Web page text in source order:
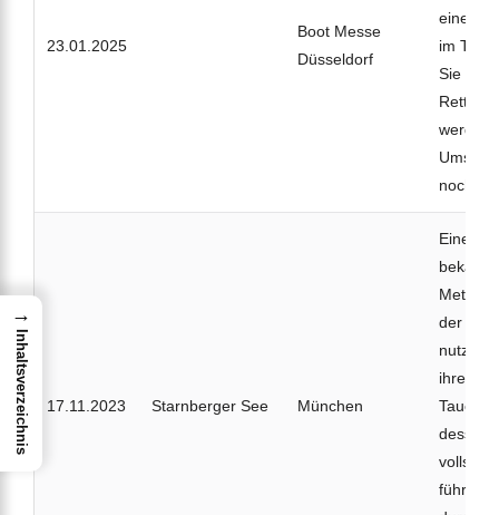
23.01.2025
Boot Messe
Düsseldorf
eines
im
Sie
noch
17.11.2023 Starnberger See München
Eine
bekam
Metern
der
nutzte
ihres
dessen
führten
→
Inhaltsverzeichnis